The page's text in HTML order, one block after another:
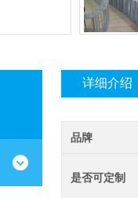
详细介绍
品牌
是否可定制